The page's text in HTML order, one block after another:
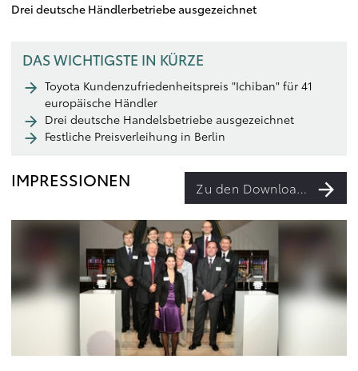
Drei deutsche Händlerbetriebe ausgezeichnet
DAS WICHTIGSTE IN KÜRZE
Toyota Kundenzufriedenheitspreis "Ichiban" für 41
europäische Händler
Drei deutsche Handelsbetriebe ausgezeichnet
Festliche Preisverleihung in Berlin
IMPRESSIONEN Zu den Downloads